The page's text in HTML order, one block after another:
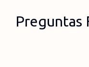
Preguntas